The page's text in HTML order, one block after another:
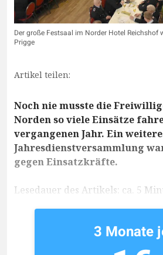
Der große Festsaal im Norder Hotel Reichshof
Prigge
Artikel teilen:
Noch nie musste die
Norden so viele Einsätze
vergangenen Jahr. Ein
Jahresdienstversammlung
gegen Einsatzkräfte.
Lesedauer des Artikels: ca. 5
3 Monate